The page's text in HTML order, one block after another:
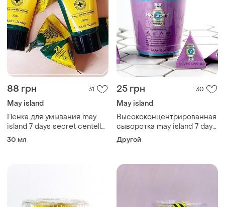
88 грн 31
May island
Пенка для умывания may
island 7 days secret centella
cica cleansing foam, 30 мл
30 мл
25 грн 30
May island
Высококонцентрированная
сыворотка may island 7 days
highly
concentratedhyaluronic
Другой